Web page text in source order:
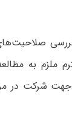
ملزم به
جهت شرکت در